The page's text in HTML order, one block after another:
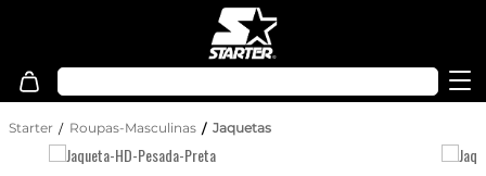
Starter Roupas-Masculinas Jaquetas